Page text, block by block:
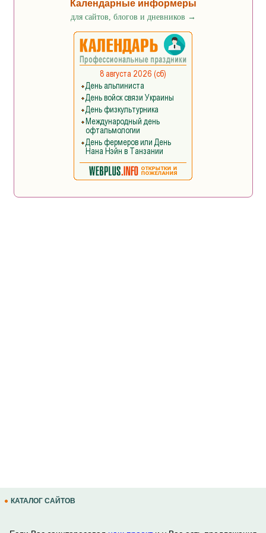
Календарные информеры
для сайтов, блогов и дневников →
КАТАЛОГ САЙТОВ